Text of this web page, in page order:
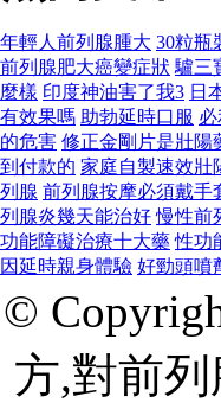
年輕人前列腺腫大 30粒瓶
前列腺肥大癌變症狀 驢三
麼樣 印度神油害了我3 日
有效果嗎 助勃延時口服
的危害 修正金剛片是壯陽
到付款的 家庭自製速效壯
列腺 前列腺按摩必須戴手
列腺炎幾天能治好 慢性前
功能障礙治療十大藥 性功
因延時親身體驗 好勁頭噴
©
方,對前